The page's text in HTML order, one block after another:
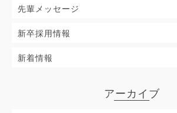
先輩メッセージ
新卒採用情報
新着情報
アーカイブ